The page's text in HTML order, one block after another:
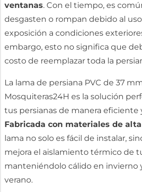
ventanas. Con el tiempo, es
desgasten o rompan debido al
exposición a condiciones
embargo, esto no significa que
costo de reemplazar toda la
La lama de persiana PVC de 37
Mosquiteras24H es la solución
tus persianas de manera eficiente
Fabricada con materiales de
lama no solo es fácil de instalar,
mejora el aislamiento térmico de
manteniéndolo cálido en invierno
verano.